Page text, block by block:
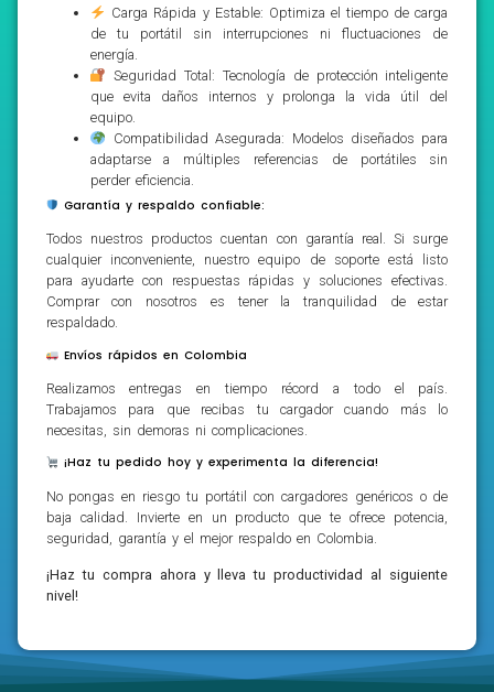
Carga Rápida y Estable: Optimiza el tiempo de carga
de tu portátil sin interrupciones ni fluctuaciones de
energía.
Seguridad Total: Tecnología de protección inteligente
que evita daños internos y prolonga la vida útil del
equipo.
Compatibilidad Asegurada: Modelos diseñados para
adaptarse a múltiples referencias de portátiles sin
perder eficiencia.
Garantía y respaldo confiable:
Todos nuestros productos cuentan con garantía real. Si surge
cualquier inconveniente, nuestro equipo de soporte está listo
para ayudarte con respuestas rápidas y soluciones efectivas.
Comprar con nosotros es tener la tranquilidad de estar
respaldado.
Envíos rápidos en Colombia
Realizamos entregas en tiempo récord a todo el país.
Trabajamos para que recibas tu cargador cuando más lo
necesitas, sin demoras ni complicaciones.
¡Haz tu pedido hoy y experimenta la diferencia!
No pongas en riesgo tu portátil con cargadores genéricos o de
baja calidad. Invierte en un producto que te ofrece potencia,
seguridad, garantía y el mejor respaldo en Colombia.
¡Haz tu compra ahora y lleva tu productividad al siguiente
nivel!